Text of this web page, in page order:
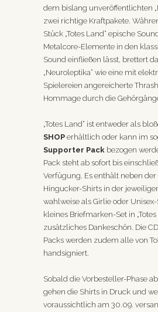
dem bislang unveröffentlichten
zwei richtige Kraftpakete.
Stück „Totes Land“ epische
Metalcore-Elemente in den
Sound einfließen lässt, brettert
„Neuroleptika“ wie eine mit
Spielereien angereicherte
Hommage durch die
„Totes Land“ ist entweder als
SHOP erhältlich oder kann im
Supporter Pack bezogen
Pack steht ab sofort bis
Verfügung. Es enthält neben der
Hingucker-Shirts in der
wahlweise als Girlie oder
kleines Briefmarken-Set in
zusätzliches Dankeschön. Die
Packs werden zudem alle von
handsigniert.
Sobald die Vorbesteller-Phase
gehen die Shirts in Druck und
voraussichtlich am 30.09.